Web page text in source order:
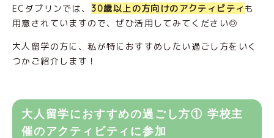
ECダブリンでは、 30歳以上の方向けのアクティビティ も
用意されていますので、ぜひ活用してみてください◎
大人留学の方に、私が特におすすめしたい過ごし方をいく
つかご紹介します！
大人留学におすすめの過ごし方① 学校主
催のアクティビティに参加